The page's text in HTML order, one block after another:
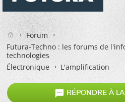
Forum
Futura-Techno : les forums de
technologies
Électronique
L'amplification
 RÉPONDRE À